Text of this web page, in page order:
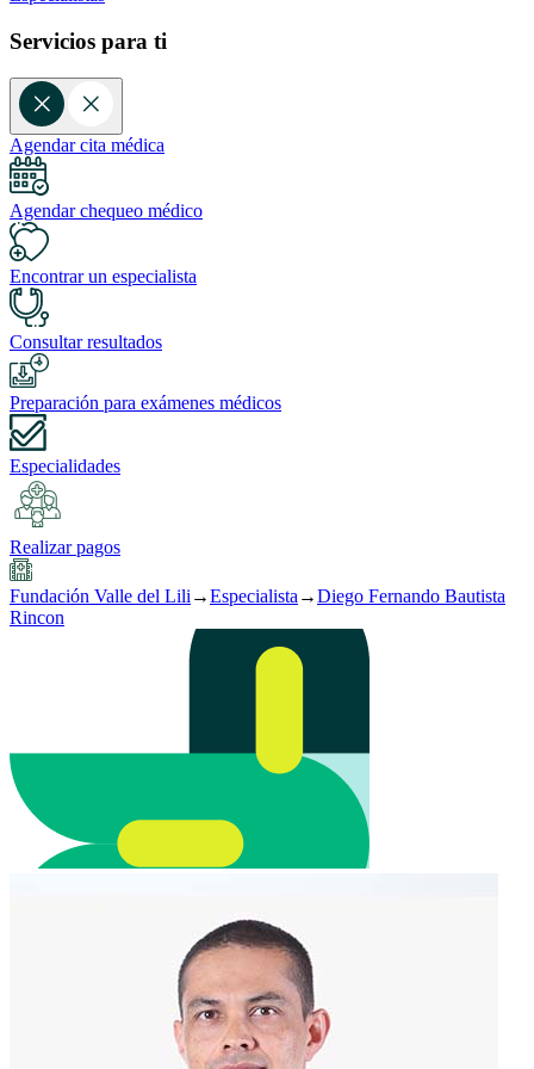
Servicios para ti
Agendar cita médica
Agendar chequeo médico
Encontrar un especialista
Consultar resultados
Preparación para exámenes médicos
Especialidades
Realizar pagos
Fundación Valle del Lili →Especialista →Diego Fernando Bautista
Rincon